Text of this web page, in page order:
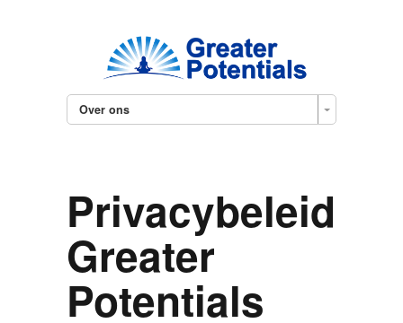
Over ons
Privacybeleid
Greater
Potentials